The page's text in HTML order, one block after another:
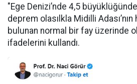
"Ege Denizi’nde 4,5
deprem olasılkla Midilli
bulunan normal bir fay üzerinde
ifadelerini kullandı.